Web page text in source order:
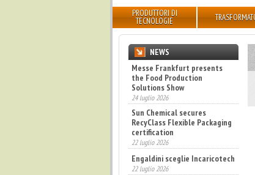
PRODUTTORI DI
TECNOLOGIE
NEWS
Messe Frankfurt presents
the Food Production
Solutions Show
24 luglio 2026
Sun Chemical secures
RecyClass Flexible Packaging
certification
22 luglio 2026
Engaldini sceglie Incaricotech
22 luglio 2026